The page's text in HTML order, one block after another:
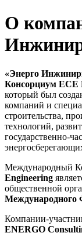
О
«Энерго
Консорциум ECE
который был
компаний и
строительства,
технологий,
государственно-
Международный
Engineering
общественной
Международного
Компании-
ENERGO